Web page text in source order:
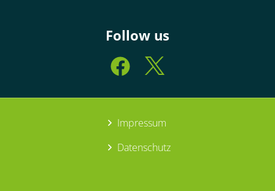
Follow us
Impressum
Datenschutz